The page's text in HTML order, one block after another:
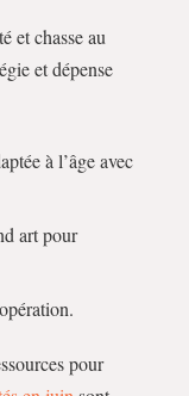
et chasse au
et dépense
à l’âge avec
art pour
pour